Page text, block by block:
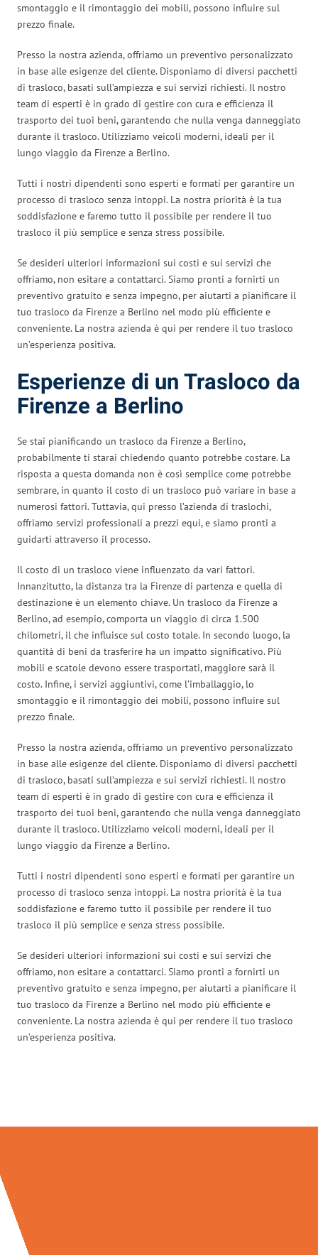
smontaggio e il rimontaggio dei mobili, possono influire sul
prezzo finale.
Presso la nostra azienda, offriamo un preventivo personalizzato
in base alle esigenze del cliente. Disponiamo di diversi pacchetti
di trasloco, basati sull’ampiezza e sui servizi richiesti. Il nostro
team di esperti è in grado di gestire con cura e efficienza il
trasporto dei tuoi beni, garantendo che nulla venga danneggiato
durante il trasloco. Utilizziamo veicoli moderni, ideali per il
lungo viaggio da Firenze a Berlino.
Tutti i nostri dipendenti sono esperti e formati per garantire un
processo di trasloco senza intoppi. La nostra priorità è la tua
soddisfazione e faremo tutto il possibile per rendere il tuo
trasloco il più semplice e senza stress possibile.
Se desideri ulteriori informazioni sui costi e sui servizi che
offriamo, non esitare a contattarci. Siamo pronti a fornirti un
preventivo gratuito e senza impegno, per aiutarti a pianificare il
tuo trasloco da Firenze a Berlino nel modo più efficiente e
conveniente. La nostra azienda è qui per rendere il tuo trasloco
un’esperienza positiva.
Esperienze di un Trasloco da
Firenze a Berlino
Se stai pianificando un trasloco da Firenze a Berlino,
probabilmente ti starai chiedendo quanto potrebbe costare. La
risposta a questa domanda non è così semplice come potrebbe
sembrare, in quanto il costo di un trasloco può variare in base a
numerosi fattori. Tuttavia, qui presso l’azienda di traslochi,
offriamo servizi professionali a prezzi equi, e siamo pronti a
guidarti attraverso il processo.
Il costo di un trasloco viene influenzato da vari fattori.
Innanzitutto, la distanza tra la Firenze di partenza e quella di
destinazione è un elemento chiave. Un trasloco da Firenze a
Berlino, ad esempio, comporta un viaggio di circa 1.500
chilometri, il che influisce sul costo totale. In secondo luogo, la
quantità di beni da trasferire ha un impatto significativo. Più
mobili e scatole devono essere trasportati, maggiore sarà il
costo. Infine, i servizi aggiuntivi, come l’imballaggio, lo
smontaggio e il rimontaggio dei mobili, possono influire sul
prezzo finale.
Presso la nostra azienda, offriamo un preventivo personalizzato
in base alle esigenze del cliente. Disponiamo di diversi pacchetti
di trasloco, basati sull’ampiezza e sui servizi richiesti. Il nostro
team di esperti è in grado di gestire con cura e efficienza il
trasporto dei tuoi beni, garantendo che nulla venga danneggiato
durante il trasloco. Utilizziamo veicoli moderni, ideali per il
lungo viaggio da Firenze a Berlino.
Tutti i nostri dipendenti sono esperti e formati per garantire un
processo di trasloco senza intoppi. La nostra priorità è la tua
soddisfazione e faremo tutto il possibile per rendere il tuo
trasloco il più semplice e senza stress possibile.
Se desideri ulteriori informazioni sui costi e sui servizi che
offriamo, non esitare a contattarci. Siamo pronti a fornirti un
preventivo gratuito e senza impegno, per aiutarti a pianificare il
tuo trasloco da Firenze a Berlino nel modo più efficiente e
conveniente. La nostra azienda è qui per rendere il tuo trasloco
un’esperienza positiva.